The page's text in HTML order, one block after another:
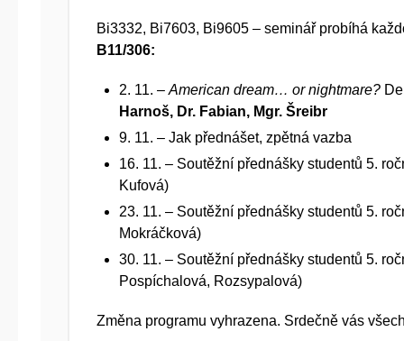
Bi3332, Bi7603, Bi9605 – seminář probíhá
B11/306:
2. 11. – American dream… or nightmare?
Harnoš, Dr. Fabian, Mgr. Šreibr
9. 11. – Jak přednášet, zpětná vazba
16. 11. – Soutěžní přednášky studentů 5.
Kufová)
23. 11. – Soutěžní přednášky studentů 5.
Mokráčková)
30. 11. – Soutěžní přednášky studentů 5.
Pospíchalová, Rozsypalová)
Změna programu vyhrazena. Srdečně vás